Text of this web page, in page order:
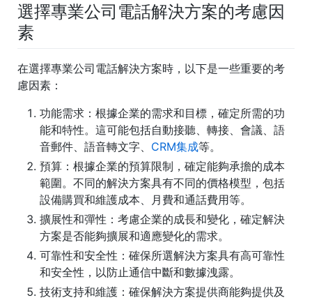
選擇專業公司電話解決方案的考慮因
素
在選擇專業公司電話解決方案時，以下是一些重要的考
慮因素：
功能需求 ：根據企業的需求和目標，確定所需的功
能和特性。這可能包括自動接聽、轉接、會議、語
音郵件、語音轉文字、 CRM集成等。
預算 ：根據企業的預算限制，確定能夠承擔的成本
範圍。不同的解決方案具有不同的價格模型，包括
設備購買和維護成本、月費和通話費用等。
擴展性和彈性 ：考慮企業的成長和變化，確定解決
方案是否能夠擴展和適應變化的需求。
可靠性和安全性 ：確保所選解決方案具有高可靠性
和安全性，以防止通信中斷和數據洩露。
技術支持和維護 ：確保解決方案提供商能夠提供及